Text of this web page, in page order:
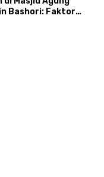
Bashori: Faktor